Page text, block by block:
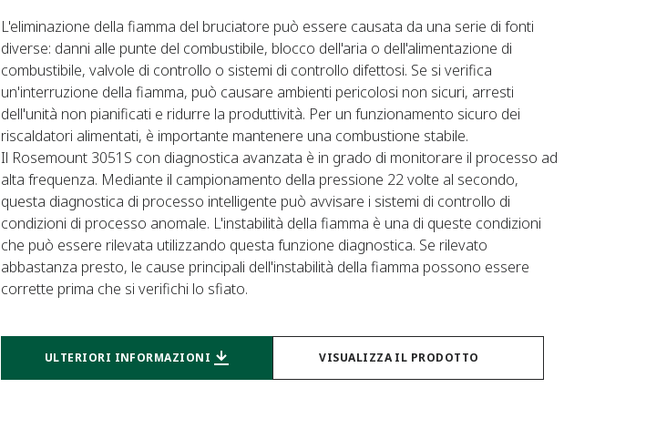
L'eliminazione della fiamma del bruciatore può essere causata da una serie di fonti
diverse: danni alle punte del combustibile, blocco dell'aria o dell'alimentazione di
combustibile, valvole di controllo o sistemi di controllo difettosi. Se si verifica
un'interruzione della fiamma, può causare ambienti pericolosi non sicuri, arresti
dell'unità non pianificati e ridurre la produttività. Per un funzionamento sicuro dei
riscaldatori alimentati, è importante mantenere una combustione stabile.
Il Rosemount 3051S con diagnostica avanzata è in grado di monitorare il processo ad
alta frequenza. Mediante il campionamento della pressione 22 volte al secondo,
questa diagnostica di processo intelligente può avvisare i sistemi di controllo di
condizioni di processo anomale. L'instabilità della fiamma è una di queste condizioni
che può essere rilevata utilizzando questa funzione diagnostica. Se rilevato
abbastanza presto, le cause principali dell'instabilità della fiamma possono essere
corrette prima che si verifichi lo sfiato.
ULTERIORI INFORMAZIONI VISUALIZZA IL PRODOTTO